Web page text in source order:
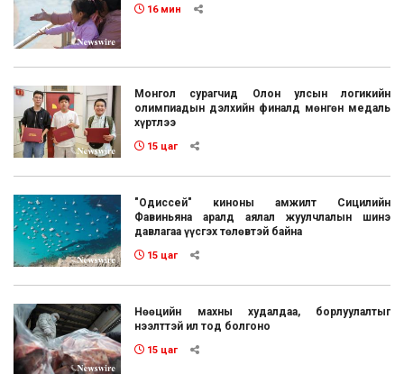
16 мин
Монгол сурагчид Олон улсын логикийн
олимпиадын дэлхийн финалд мөнгөн медаль
хүртлээ
15 цаг
"Одиссей" киноны амжилт Сицилийн
Фавиньяна аралд аялал жуулчлалын шинэ
давлагаа үүсгэх төлөвтэй байна
15 цаг
Нөөцийн махны худалдаа, борлуулалтыг
нээлттэй ил тод болгоно
15 цаг